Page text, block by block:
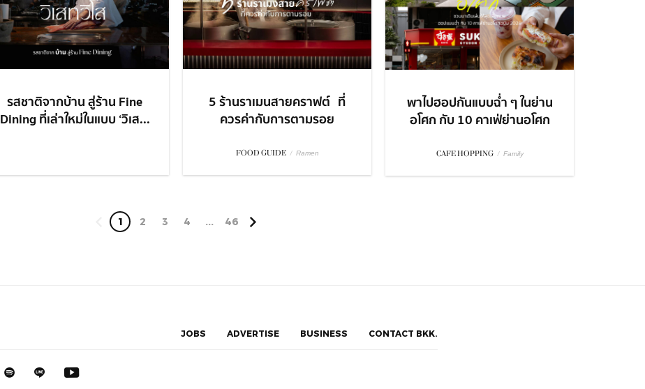
รสชาติจากบ้าน สู่ร้าน Fine
Dining ที่เล่าใหม่ในแบบ ‘วิเส...
5 ร้านราเมนสายคราฟต์ ที่
ควรค่ากับการตามรอย
FOOD GUIDE / Ramen
พาไปฮอปกันแบบฉ่ำ ๆ ในย่าน
อโศก กับ 10 คาเฟ่ย่านอโศก
CAFE HOPPING / Family
1 2 3 4 ... 46
JOBS ADVERTISE BUSINESS CONTACT BKK.